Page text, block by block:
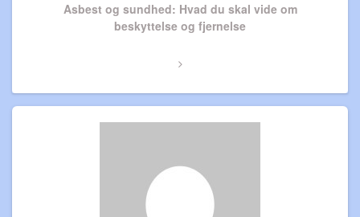
Asbest og sundhed: Hvad du skal vide om
beskyttelse og fjernelse